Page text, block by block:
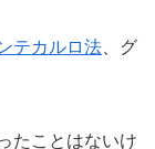
テカルロ法 、グ
たことはないけ